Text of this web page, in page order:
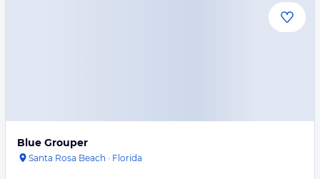
Blue Grouper
Santa Rosa Beach · Florida